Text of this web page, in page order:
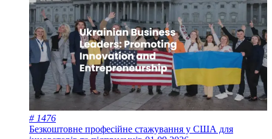
# 1476
Безкоштовне професійне стажування у США для